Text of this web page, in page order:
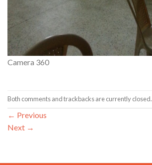
Camera 360
Both comments and trackbacks are currently closed.
← Previous
Next →